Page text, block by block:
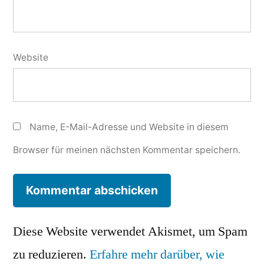
Website
Name, E-Mail-Adresse und Website in diesem
Browser für meinen nächsten Kommentar speichern.
Diese Website verwendet Akismet, um Spam
zu reduzieren. Erfahre mehr darüber, wie